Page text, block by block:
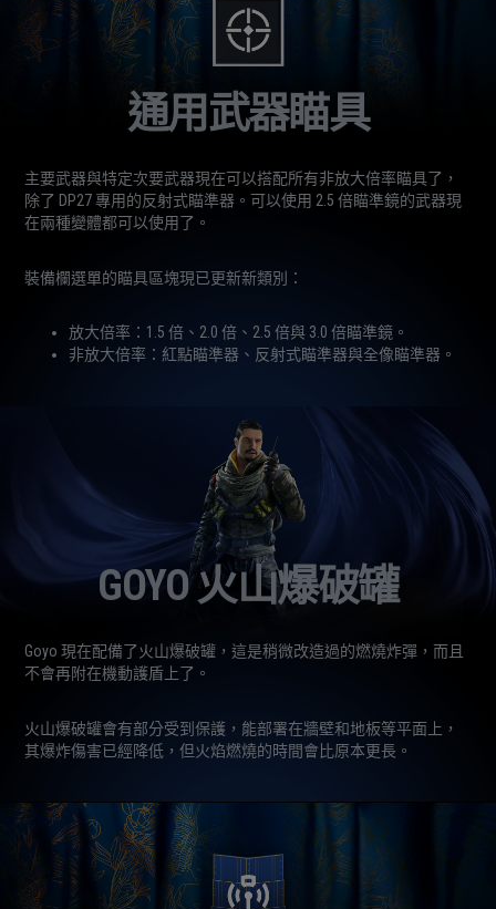
通用武器瞄具
主要武器與特定次要武器現在可以搭配所有非放大倍率瞄具了，
除了 DP27 專用的反射式瞄準器。可以使用 2.5 倍瞄準鏡的武器現
在兩種變體都可以使用了。
裝備欄選單的瞄具區塊現已更新新類別：
放大倍率：1.5 倍、2.0 倍、2.5 倍與 3.0 倍瞄準鏡。
非放大倍率：紅點瞄準器、反射式瞄準器與全像瞄準器。
GOYO 火山爆破罐
Goyo 現在配備了火山爆破罐，這是稍微改造過的燃燒炸彈，而且
不會再附在機動護盾上了。
火山爆破罐會有部分受到保護，能部署在牆壁和地板等平面上，
其爆炸傷害已經降低，但火焰燃燒的時間會比原本更長。